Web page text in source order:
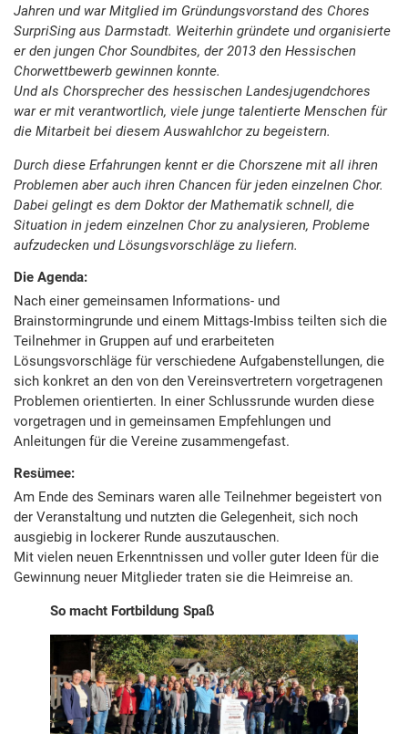
Jahren und war Mitglied im Gründungsvorstand des Chores
SurpriSing aus Darmstadt. Weiterhin gründete und organisierte
er den jungen Chor Soundbites, der 2013 den Hessischen
Chorwettbewerb gewinnen konnte.
Und als Chorsprecher des hessischen Landesjugendchores
war er mit verantwortlich, viele junge talentierte Menschen für
die Mitarbeit bei diesem Auswahlchor zu begeistern.
Durch diese Erfahrungen kennt er die Chorszene mit all ihren
Problemen aber auch ihren Chancen für jeden einzelnen Chor.
Dabei gelingt es dem Doktor der Mathematik schnell, die
Situation in jedem einzelnen Chor zu analysieren, Probleme
aufzudecken und Lösungsvorschläge zu liefern.
Die Agenda:
Nach einer gemeinsamen Informations- und
Brainstormingrunde und einem Mittags-Imbiss teilten sich die
Teilnehmer in Gruppen auf und erarbeiteten
Lösungsvorschläge für verschiedene Aufgabenstellungen, die
sich konkret an den von den Vereinsvertretern vorgetragenen
Problemen orientierten. In einer Schlussrunde wurden diese
vorgetragen und in gemeinsamen Empfehlungen und
Anleitungen für die Vereine zusammengefast.
Resümee:
Am Ende des Seminars waren alle Teilnehmer begeistert von
der Veranstaltung und nutzten die Gelegenheit, sich noch
ausgiebig in lockerer Runde auszutauschen.
Mit vielen neuen Erkenntnissen und voller guter Ideen für die
Gewinnung neuer Mitglieder traten sie die Heimreise an.
So macht Fortbildung Spaß